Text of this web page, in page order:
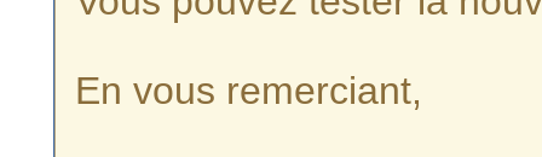
En vous remerciant,